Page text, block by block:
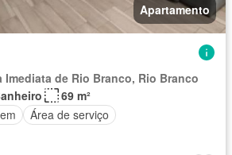
Apartamento
Imediata de Rio Branco, Rio Branco
69 m²
Área de serviço